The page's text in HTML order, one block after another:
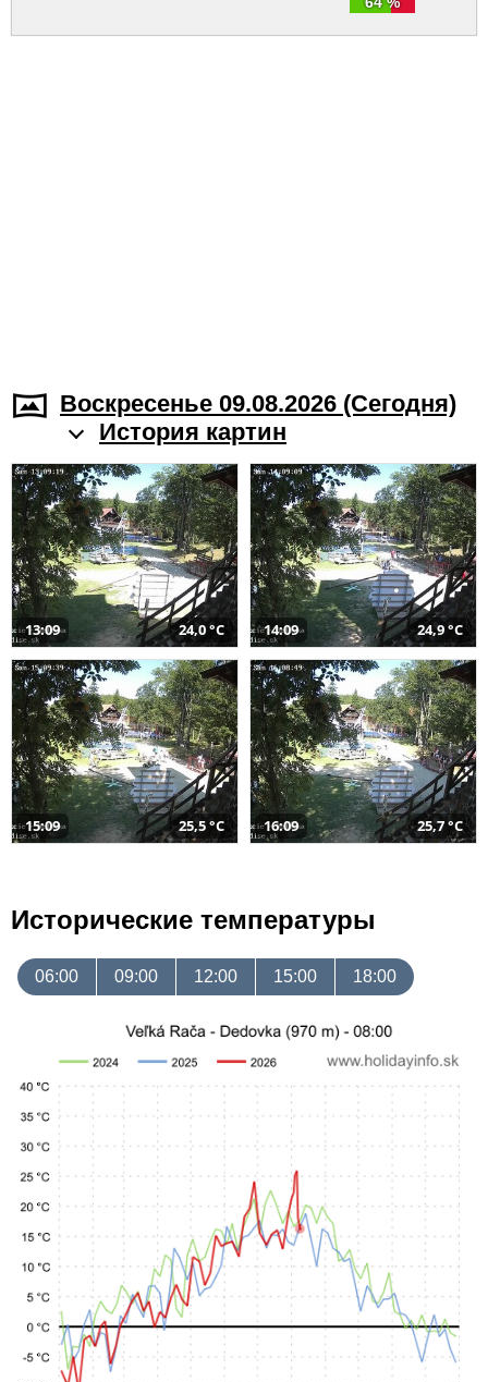
Воскресенье 09.08.2026 (Cегодня)
История картин
13:09 24,0 °C 14:09 24,9 °C
15:09 25,5 °C 16:09 25,7 °C
Исторические температуры
06:00 09:00 12:00 15:00 18:00